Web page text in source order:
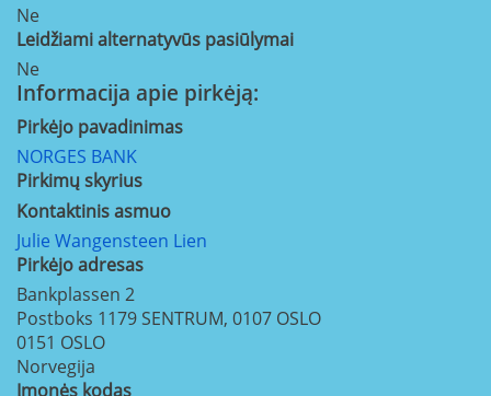
Ne
Leidžiami alternatyvūs pasiūlymai
Ne
Informacija apie pirkėją:
Pirkėjo pavadinimas
NORGES BANK
Pirkimų skyrius
Kontaktinis asmuo
Julie Wangensteen Lien
Pirkėjo adresas
Bankplassen 2
Postboks 1179 SENTRUM, 0107 OSLO
0151 OSLO
Norvegija
Įmonės kodas